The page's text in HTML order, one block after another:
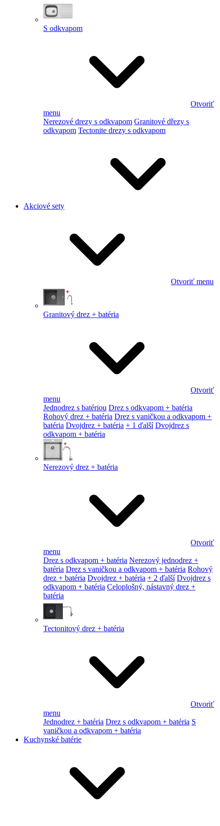
S odkvapom
Otvoriť
menu
Nerezové drezy s odkvapom Granitové dřezy s
odkvapom Tectonite drezy s odkvapom
Akciové sety
Otvoriť menu
Granitový drez + batéria
Otvoriť
menu
Jednodrez s batériou Drez s odkvapom + batéria
Rohový drez + batéria Drez s vaničkou a odkvapom +
batéria Dvojdrez + batéria + 1 ďalší Dvojdrez s
odkvapom + batéria
Nerezový drez + batéria
Otvoriť
menu
Drez s odkvapom + batéria Nerezový jednodrez +
batéria Drez s vaničkou a odkvapom + batéria Rohový
drez + batéria Dvojdrez + batéria + 2 ďalší Dvojdrez s
odkvapom + batéria Celoplošný, nástavný drez +
batéria
Tectonitový drez + batéria
Otvoriť
menu
Jednodrez + batéria Drez s odkvapom + batéria S
vaničkou a odkvapom + batéria
Kuchynské batérie